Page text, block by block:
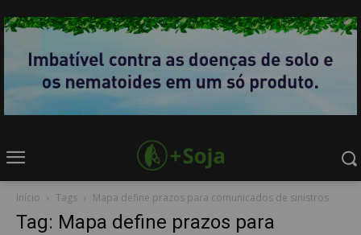
Início Tags Mapa define prazos para comunicados de sinistros
Tag: Mapa define prazos para